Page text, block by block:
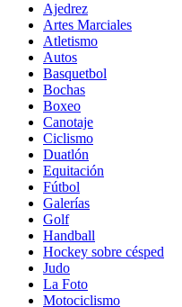
Ajedrez
Artes Marciales
Atletismo
Autos
Basquetbol
Bochas
Boxeo
Canotaje
Ciclismo
Duatlón
Equitación
Fútbol
Galerías
Golf
Handball
Hockey sobre césped
Judo
La Foto
Motociclismo